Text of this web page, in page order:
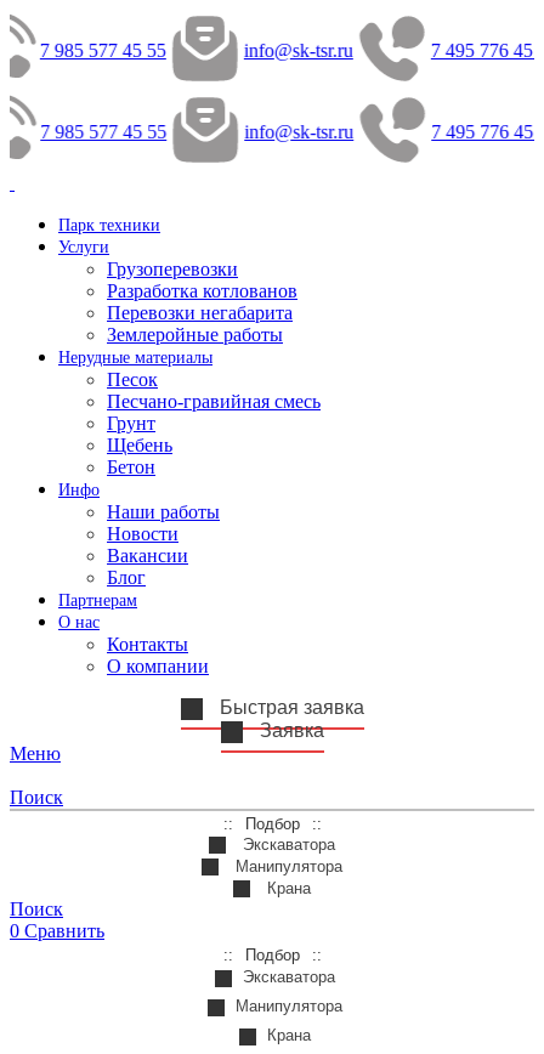
7 985 577 45 55 info@sk-tsr.ru 7 495 776 45
7 985 577 45 55 info@sk-tsr.ru 7 495 776 45
Парк техники
Услуги
Грузоперевозки
Разработка котлованов
Перевозки негабарита
Землеройные работы
Нерудные материалы
Песок
Песчано-гравийная смесь
Грунт
Щебень
Бетон
Инфо
Наши работы
Новости
Вакансии
Блог
Партнерам
О нас
Контакты
О компании
Быстрая заявка
Заявка
Меню
Поиск
Подбор
Экскаватора
Манипулятора
Крана
Поиск
0 Сравнить
Подбор
Экскаватора
Манипулятора
Крана